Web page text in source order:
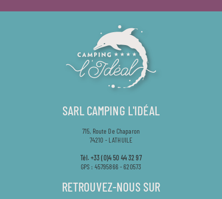
SARL CAMPING L'IDÉAL
715, Route De Chaparon
74210 - LATHUILE
Tél. +33 (0)4 50 44 32 97
GPS : 45795866 - 620573
RETROUVEZ-NOUS SUR